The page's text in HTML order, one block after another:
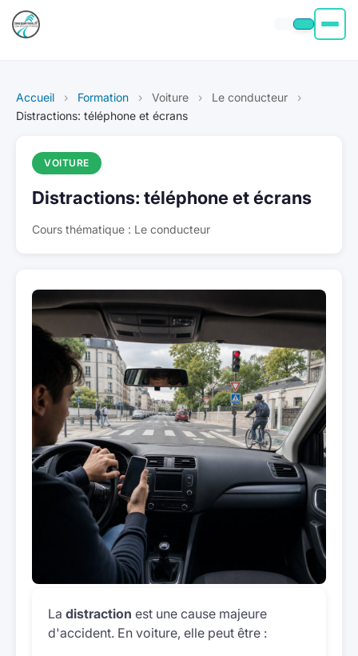
Permis voiture
Permis Bateau
Poids Lourd
Accueil › Formation › Voiture › Le conducteur
›
Distractions: téléphone et écrans
VOITURE
Distractions: téléphone et écrans
Cours thématique : Le conducteur
La distraction est une cause majeure
d'accident. En voiture, elle peut être :